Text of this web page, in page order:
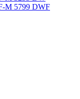
M 5799 DWF